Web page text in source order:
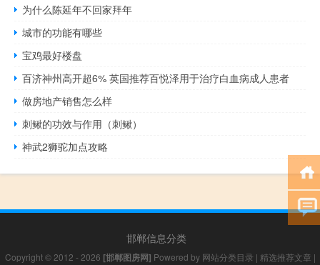
为什么陈延年不回家拜年
城市的功能有哪些
宝鸡最好楼盘
百济神州高开超6% 英国推荐百悦泽用于治疗白血病成人患者
做房地产销售怎么样
刺鳅的功效与作用（刺鳅）
神武2狮驼加点攻略
邯郸信息分类
Copyright © 2012 - 2026 [邯郸图房网] Powered by 网站分类目录 | 精选推荐文章 |